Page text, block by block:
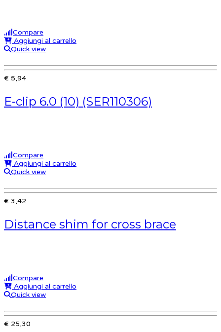
Compare
Aggiungi al carrello
Quick view
€ 5,94
E-clip 6.0 (10) (SER110306)
Compare
Aggiungi al carrello
Quick view
€ 3,42
Distance shim for cross brace
Compare
Aggiungi al carrello
Quick view
€ 25,30